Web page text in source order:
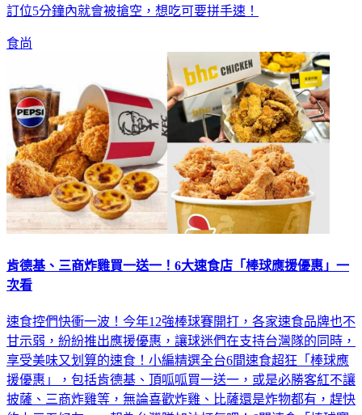
訂位5分鐘內就會被搶空，想吃可要拼手速！
食尚
肯德基、三商炸雞買一送一！6大速食店「棒球應援優惠」一
次看
速食控們快衝一波！今年12強棒球賽開打，各家速食品牌也不
甘示弱，紛紛推出應援優惠，讓球迷們在支持台灣隊的同時，
享受美味又划算的速食！小編精選全台6間速食超狂「棒球應
援優惠」，包括肯德基、頂呱呱買一送一，或是必勝客紅不讓
披薩、三商炸雞等，無論喜歡炸雞、比薩還是炸物都有，趕快